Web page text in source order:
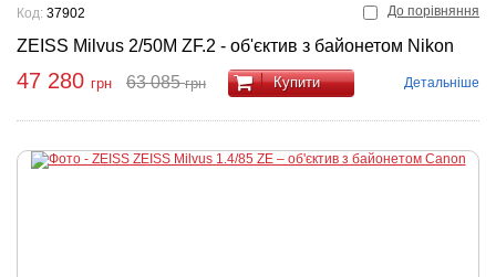
До порівняння
ZEISS Milvus 2/50M ZF.2 - об'єктив з байонетом Nikon
Код: 37902
47 280 грн 63 085грн Купити Детальніше